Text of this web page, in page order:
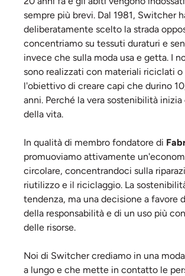
sempre più brevi. Dal 1981, Switcher
deliberatamente scelto la strada
concentriamo su tessuti duraturi e
invece che sulla moda usa e getta. I
sono realizzati con materiali riciclati o
l'obiettivo di creare capi che durino
anni. Perché la vera sostenibilità
della vita.
In qualità di membro fondatore di
promuoviamo attivamente
circolare, concentrandoci sulla
riutilizzo e il riciclaggio. La
tendenza, ma una decisione a favore
della responsabilità e di un uso più
delle risorse.
Noi di Switcher crediamo in una
a lungo e che mette in contatto le